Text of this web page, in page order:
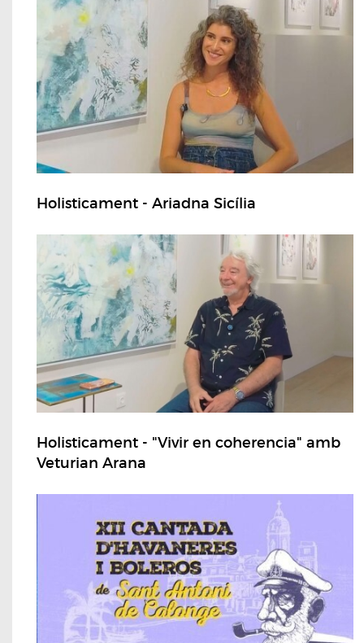
Holisticament - Ariadna Sicília
Holisticament - "Vivir en coherencia" amb
Veturian Arana